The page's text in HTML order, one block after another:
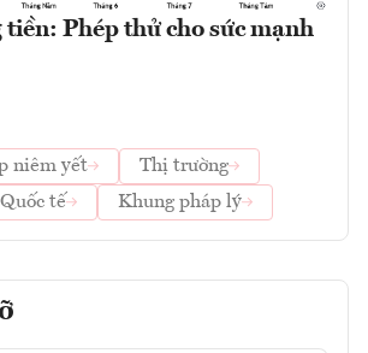
Phép thử cho sức mạnh
niêm yết
Thị trường
Quốc tế Khung pháp lý